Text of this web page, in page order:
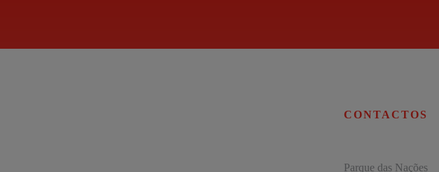
CONTACTOS
Parque das Nações